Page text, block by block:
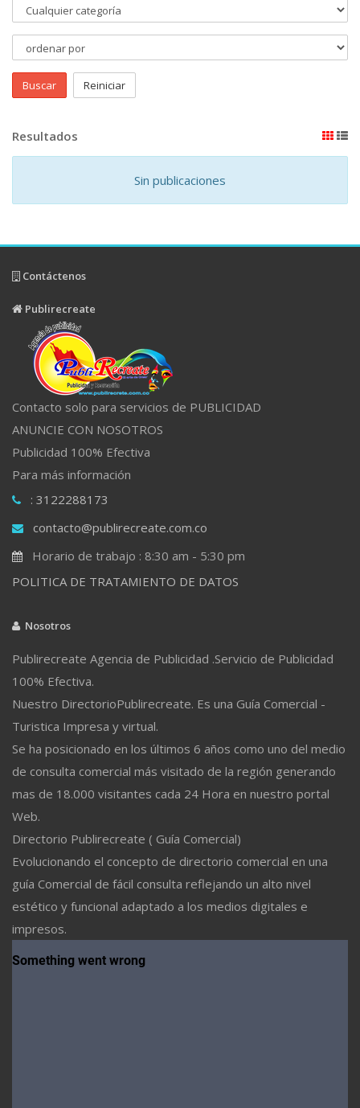
Buscar Reiniciar
Resultados
Sin publicaciones
Contáctenos
Publirecreate
Contacto solo para servicios de PUBLICIDAD
ANUNCIE CON NOSOTROS
Publicidad 100% Efectiva
Para más información
: 3122288173
contacto@publirecreate.com.co
Horario de trabajo : 8:30 am - 5:30 pm
POLITICA DE TRATAMIENTO DE DATOS
Nosotros
Publirecreate Agencia de Publicidad .Servicio de Publicidad
100% Efectiva.
Nuestro DirectorioPublirecreate. Es una Guía Comercial -
Turistica Impresa y virtual.
Se ha posicionado en los últimos 6 años como uno del medio
de consulta comercial más visitado de la región generando
mas de 18.000 visitantes cada 24 Hora en nuestro portal
Web.
Directorio Publirecreate ( Guía Comercial)
Evolucionando el concepto de directorio comercial en una
guía Comercial de fácil consulta reflejando un alto nivel
estético y funcional adaptado a los medios digitales e
impresos.